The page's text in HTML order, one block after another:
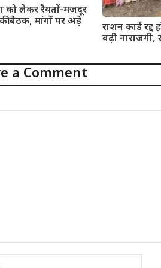
को लेकर रैयतों-मजदूर
बैठक, मांगों पर अड़े
राशन कार्ड रद्द
बढ़ी नाराजगी,
a Comment